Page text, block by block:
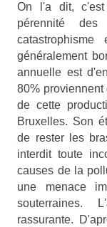
On l'a dit,
pérennité
généralement
annuelle est
80% proviennent
de cette
Bruxelles. Son
de rester les
interdit toute
causes de la
une menace
souterraines.
rassurante.